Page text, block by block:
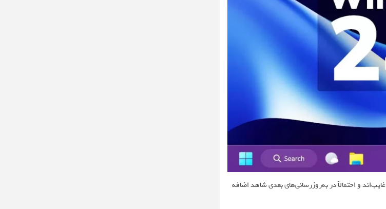
البته در این لیست هنوز پردازنده‌هایی مانند رایزن 9000، رایزن AI Max پلاس و سری رایزن 300 غایب‌اند و احتمالاً در به‌روزرسانی‌های بعدی شاهد اضافه‌